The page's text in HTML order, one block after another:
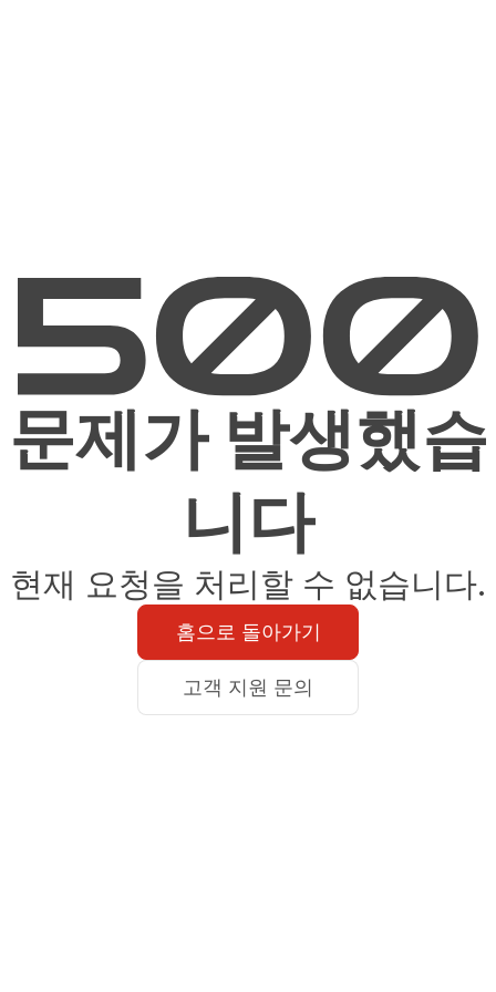
문제가 발생했습
니다
현재 요청을 처리할 수 없습니다.
홈으로 돌아가기
고객 지원 문의